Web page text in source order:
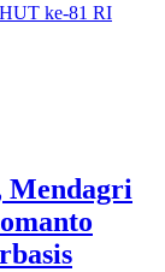
ke-81 RI
Mendagri